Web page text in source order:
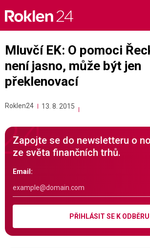
content
Mluvčí EK: O pomoci
není jasno, může být jen
překlenovací
Roklen24 13. 8. 2015
Zapojte se do newsletteru o
ze světa finančních trhů.
Email:
PŘIHLÁSIT SE K ODBĚRU